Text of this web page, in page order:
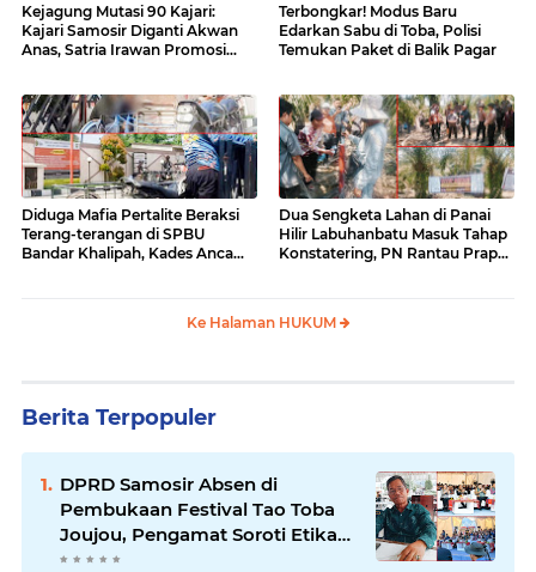
Kejagung Mutasi 90 Kajari:
Kajari Samosir Diganti Akwan
Anas, Satria Irawan Promosi
Terbongkar! Modus Baru
Edarkan Sabu di Toba, Polisi
Temukan Paket di Balik Pagar
Diduga Mafia Pertalite Beraksi
Terang-terangan di SPBU
Bandar Khalipah, Kades Ancam
Dua Sengketa Lahan di Panai
Hilir Labuhanbatu Masuk Tahap
Konstatering, PN Rantau Prapat
Ke Halaman HUKUM
Berita Terpopuler
DPRD Samosir Absen di
Pembukaan Festival Tao Toba
Joujou, Pengamat Soroti Etika
Birokrasi Pemkab